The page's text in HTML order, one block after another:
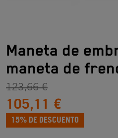
Maneta de
maneta de
123,66 €
105,11 €
15% DE DESCUENTO